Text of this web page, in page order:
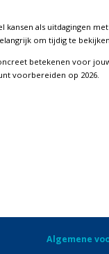
kansen als uitdagingen
om tijdig te
betekenen voor
voorbereiden op 2026.
Algemene